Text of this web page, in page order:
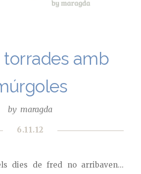
torrades amb
by maragda
6.11.12
dies de fred no arribaven...